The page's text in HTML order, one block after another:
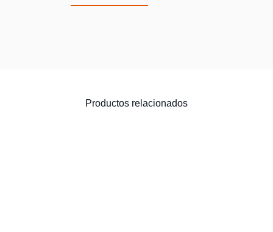
Productos relacionados